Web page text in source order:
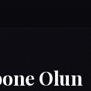
Olun